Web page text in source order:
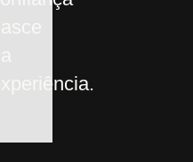
experiência.